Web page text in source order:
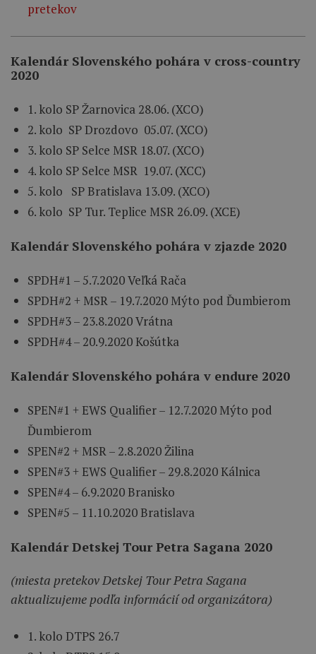
pretekov
Kalendár Slovenského pohára v cross-country
2020
1. kolo SP Žarnovica 28.06. (XCO)
2. kolo SP Drozdovo 05.07. (XCO)
3. kolo SP Selce MSR 18.07. (XCO)
4. kolo SP Selce MSR 19.07. (XCC)
5. kolo SP Bratislava 13.09. (XCO)
6. kolo SP Tur. Teplice MSR 26.09. (XCE)
Kalendár Slovenského pohára v zjazde 2020
SPDH#1 – 5.7.2020 Veľká Rača
SPDH#2 + MSR – 19.7.2020 Mýto pod Ďumbierom
SPDH#3 – 23.8.2020 Vrátna
SPDH#4 – 20.9.2020 Košútka
Kalendár Slovenského pohára v endure 2020
SPEN#1 + EWS Qualifier – 12.7.2020 Mýto pod
Ďumbierom
SPEN#2 + MSR – 2.8.2020 Žilina
SPEN#3 + EWS Qualifier – 29.8.2020 Kálnica
SPEN#4 – 6.9.2020 Branisko
SPEN#5 – 11.10.2020 Bratislava
Kalendár Detskej Tour Petra Sagana 2020
(miesta pretekov Detskej Tour Petra Sagana
aktualizujeme podľa informácií od organizátora)
1. kolo DTPS 26.7